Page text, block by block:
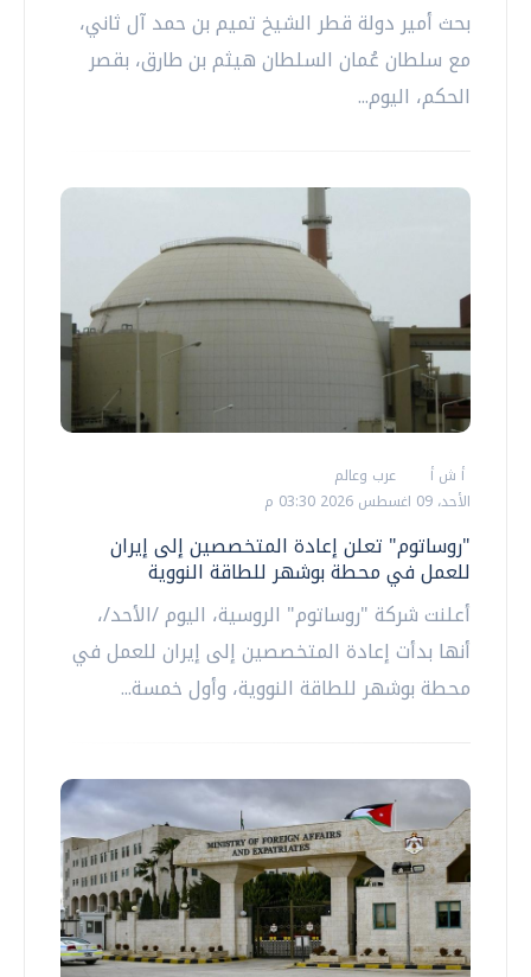
بحث أمير دولة قطر الشيخ تميم بن حمد آل ثاني،
مع سلطان عُمان السلطان هيثم بن طارق، بقصر
الحكم، اليوم...
أ ش أ
عرب وعالم
الأحد، 09 اغسطس 2026 03:30 م
"روساتوم" تعلن إعادة المتخصصين إلى إيران
للعمل في محطة بوشهر للطاقة النووية
أعلنت شركة "روساتوم" الروسية، اليوم /الأحد/،
أنها بدأت إعادة المتخصصين إلى إيران للعمل في
محطة بوشهر للطاقة النووية، وأول خمسة...